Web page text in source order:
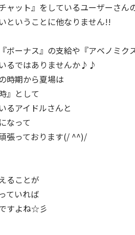
ャット』をしているユーザーさん
ということに他なりません!!
ボーナス』の支給や『アベノミク
るではありませんか♪♪
時期から夏場は
』として
るアイドルさんと
なって
張っております(/ ^^)/
ることが
ていれば
すよね☆彡